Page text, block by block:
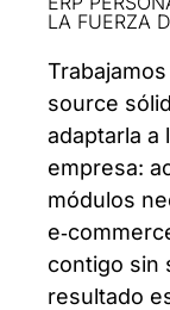
LA FUERZA
source
adaptarla a
empresa:
módulos
contigo sin
resultado